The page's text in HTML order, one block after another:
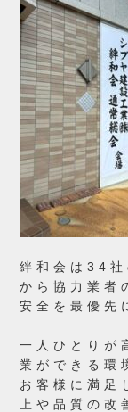
絆和会は34社
から 協力業者
安全を最優先
一人ひとりが
業ができる環
お客様に満足
上や品質の